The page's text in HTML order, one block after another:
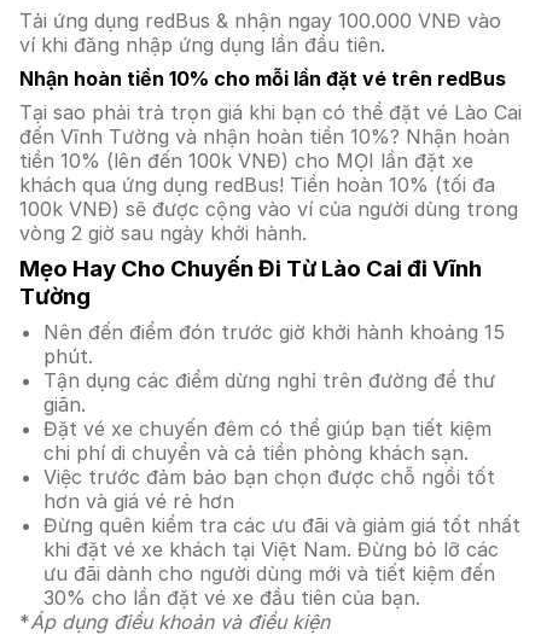
Tải ứng dụng redBus & nhận ngay 100.000 VNĐ vào
ví khi đăng nhập ứng dụng lần đầu tiên.
Nhận hoàn tiền 10% cho mỗi lần đặt vé trên redBus
Tại sao phải trả trọn giá khi bạn có thể đặt vé Lào Cai
đến Vĩnh Tường và nhận hoàn tiền 10%? Nhận hoàn
tiền 10% (lên đến 100k VNĐ) cho MỌI lần đặt xe
khách qua ứng dụng redBus! Tiền hoàn 10% (tối đa
100k VNĐ) sẽ được cộng vào ví của người dùng trong
vòng 2 giờ sau ngày khởi hành.
Mẹo Hay Cho Chuyến Đi Từ Lào Cai đi Vĩnh
Tường
Nên đến điểm đón trước giờ khởi hành khoảng 15
phút.
Tận dụng các điểm dừng nghỉ trên đường để thư
giãn.
Đặt vé xe chuyến đêm có thể giúp bạn tiết kiệm
chi phí di chuyển và cả tiền phòng khách sạn.
Việc trước đảm bảo bạn chọn được chỗ ngồi tốt
hơn và giá vé rẻ hơn
Đừng quên kiểm tra các ưu đãi và giảm giá tốt nhất
khi đặt vé xe khách tại Việt Nam. Đừng bỏ lỡ các
ưu đãi dành cho người dùng mới và tiết kiệm đến
30% cho lần đặt vé xe đầu tiên của bạn.
*Áp dụng điều khoản và điều kiện